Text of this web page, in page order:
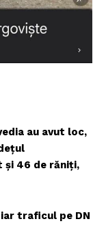
au avut loc,
și 46 de răniți,
traficul pe DN